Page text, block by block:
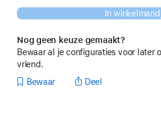
In
Nog geen keuze gemaakt?
Bewaar al je configuraties voor later
vriend.
Bewaar
Deel